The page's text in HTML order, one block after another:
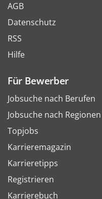
AGB
Datenschutz
RSS
Hilfe
Für Bewerber
Jobsuche nach Berufen
Jobsuche nach Regionen
Topjobs
Karrieremagazin
Karrieretipps
Registrieren
Karrierebuch